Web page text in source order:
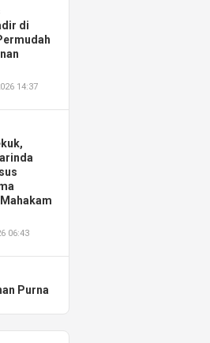
di
14:37
06:43
Purna